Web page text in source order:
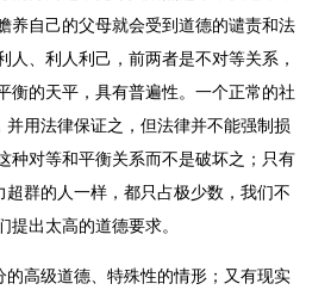
养自己的父母就会受到道德的谴责和法
、利人利己，前两者是不对等关系，
衡的天平，具有普遍性。一个正常的社
用法律保证之，但法律并不能强制损
种对等和平衡关系而不是破坏之；只有
群的人一样，都只占极少数，我们不
出太高的道德要求。
的高级道德、特殊性的情形；又有现实